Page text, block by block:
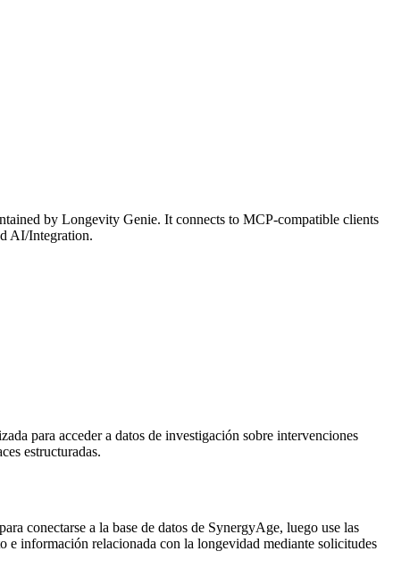
by Longevity Genie. It connects to MCP-compatible clients
AI/Integration.
para acceder a datos de investigación sobre intervenciones
estructuradas.
conectarse a la base de datos de SynergyAge, luego use las
e información relacionada con la longevidad mediante solicitudes